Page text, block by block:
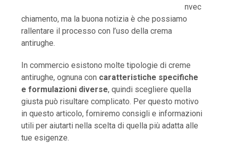
nvec
chiamento, ma la buona notizia è che possiamo
rallentare il processo con l’uso della crema
antirughe.
In commercio esistono molte tipologie di creme
antirughe, ognuna con caratteristiche specifiche
e formulazioni diverse, quindi scegliere quella
giusta può risultare complicato. Per questo motivo
in questo articolo, forniremo consigli e informazioni
utili per aiutarti nella scelta di quella più adatta alle
tue esigenze.